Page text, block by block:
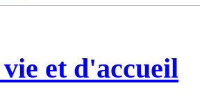
et d'accueil